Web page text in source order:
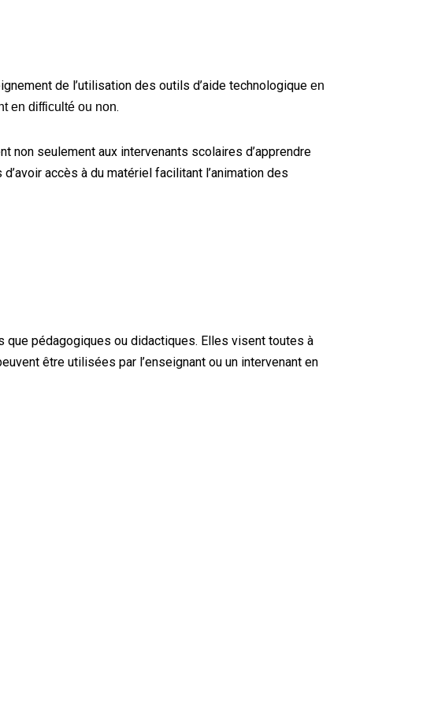
de l’utilisation des outils d’aide technologique en
en difficulté ou non.
non seulement aux intervenants scolaires d’apprendre
accès à du matériel facilitant l’animation des
pédagogiques ou didactiques. Elles visent toutes à
être utilisées par l’enseignant ou un intervenant en